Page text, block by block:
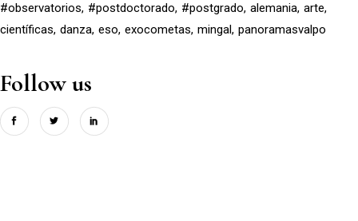
#observatorios #postdoctorado #postgrado alemania arte
científicas danza eso exocometas mingal panoramasvalpo
Follow us